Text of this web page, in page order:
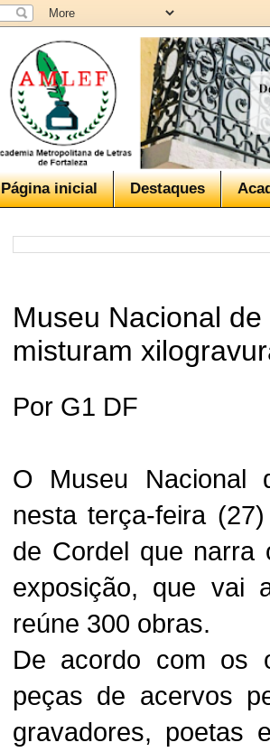
Página inicial Destaques
Museu Nacional
misturam
Por G1 DF
O Museu Nacional
nesta terça-feira
de Cordel que narra
exposição, que vai
reúne 300 obras.
De acordo com os
peças de acervos
gravadores, poetas